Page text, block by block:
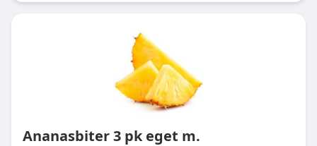
Ananasbiter 3 pk eget m.